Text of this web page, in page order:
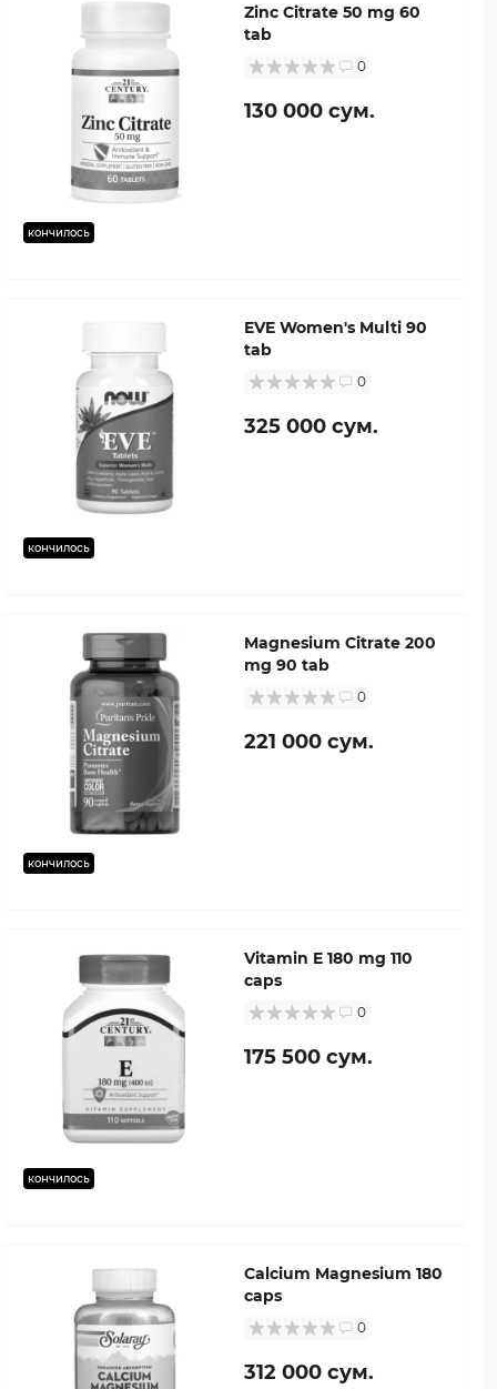
кончилось
Zinc Citrate 50 mg 60
tab
0
130 000 сум.
кончилось
EVE Women's Multi 90
tab
0
325 000 сум.
кончилось
Magnesium Citrate 200
mg 90 tab
0
221 000 сум.
кончилось
Vitamin E 180 mg 110
caps
0
175 500 сум.
Calcium Magnesium 180
caps
0
312 000 сум.